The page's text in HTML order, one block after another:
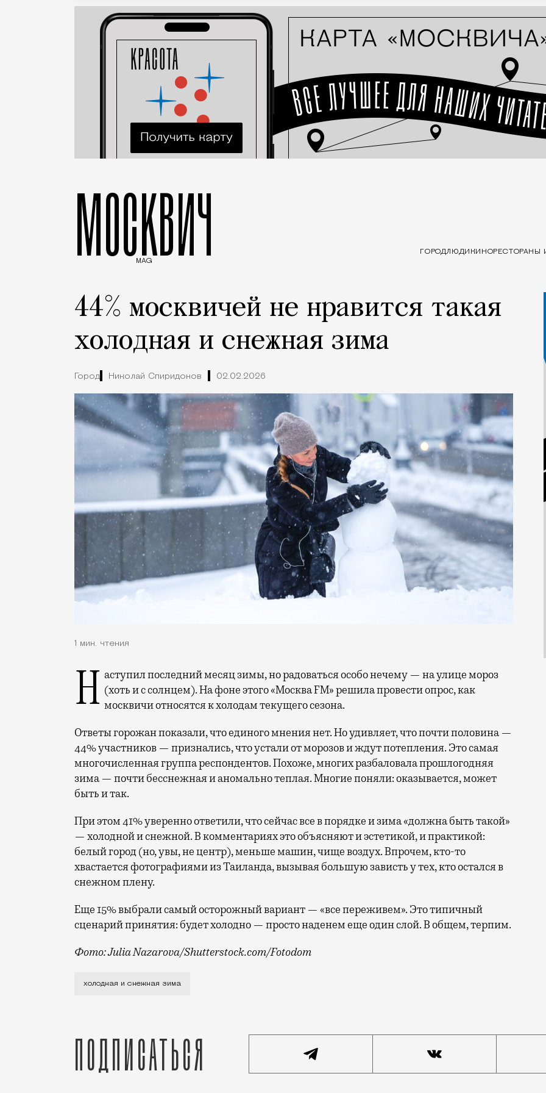
МОСКВИЧ
MAG
ГОРОДЛЮДИ КИНОРЕСТОРАНЫ
44% москвичей не нравится такая
холодная и снежная зима
Город Николай Спиридонов 02.02.2026
1 мин. чтения
Наступил последний месяц зимы, но радоваться особо нечему — на улице мороз (хоть и с солнцем). На фоне этого «Москва FM» решила провести опрос, как
москвичи относятся к холодам текущего сезона.
Ответы горожан показали, что единого мнения нет. Но удивляет, что почти половина —
44% участников — признались, что устали от морозов и ждут потепления. Это самая
многочисленная группа респондентов. Похоже, многих разбаловала прошлогодняя
зима — почти бесснежная и аномально теплая. Многие поняли: оказывается, может
быть и так.
При этом 41% уверенно ответили, что сейчас все в порядке и зима «должна быть такой»
— холодной и снежной. В комментариях это объясняют и эстетикой, и практикой:
белый город (но, увы, не центр), меньше машин, чище воздух. Впрочем, кто-то
хвастается фотографиями из Таиланда, вызывая большую зависть у тех, кто остался в
снежном плену.
Еще 15% выбрали самый осторожный вариант — «все переживем». Это типичный
сценарий принятия: будет холодно — просто наденем еще один слой. В общем, терпим.
Фото: Julia Nazarova/Shutterstock.com/Fotodom
Наступил последний месяц зимы, но радоваться особо нечему — на улице мороз (хоть и с
холодная и снежная зима
Подписаться